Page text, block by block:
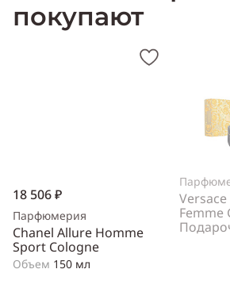
покупают
18 506 ₽
Парфюмерия
Chanel Allure Homme
Sport Cologne
Объем 150 мл
Femme